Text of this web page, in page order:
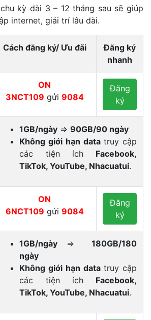
chu kỳ dài 3 – 12 tháng sau sẽ giúp
internet, giải trí lâu dài.
Cách đăng ký/ Ưu đãi
Đăng ký
nhanh
ON
3NCT109 gửi 9084
Đăng
ký
1GB/ngày ⇒ 90GB/90 ngày
Không giới hạn data truy cập
các tiện ích Facebook,
TikTok, YouTube, Nhacuatui.
ON
6NCT109 gửi 9084
Đăng
ký
1GB/ngày ⇒
180GB/180
ngày
Không giới hạn data truy cập
các tiện ích Facebook,
TikTok, YouTube, Nhacuatui.